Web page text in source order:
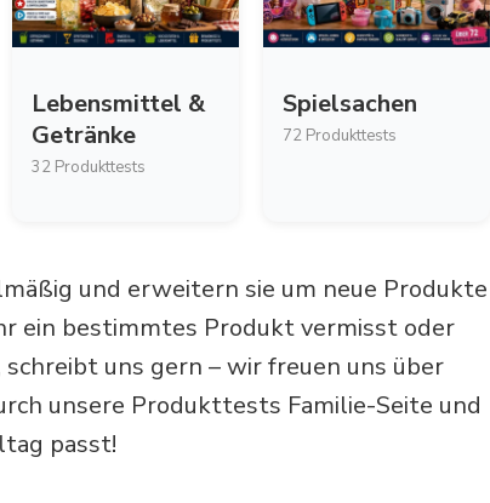
Lebensmittel &
Getränke
32 Produkttests
Spielsachen
72 Produkttests
und erweitern sie um neue Produkte
ein bestimmtes Produkt vermisst oder
uns gern – wir freuen uns über
unsere Produkttests Familie-Seite und
passt!